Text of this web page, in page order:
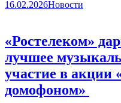
16.02.2026Новости
«Ростелеком»
лучшее
участие в
домофоном»